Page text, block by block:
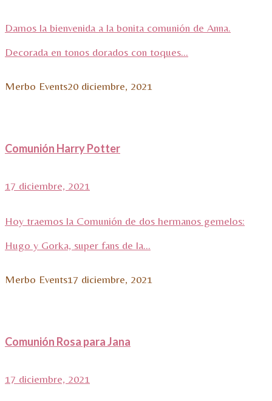
Damos la bienvenida a la bonita comunión de Anna.
Decorada en tonos dorados con toques...
Merbo Events20 diciembre, 2021
Comunión Harry Potter
17 diciembre, 2021
Hoy traemos la Comunión de dos hermanos gemelos:
Hugo y Gorka, super fans de la...
Merbo Events17 diciembre, 2021
Comunión Rosa para Jana
17 diciembre, 2021